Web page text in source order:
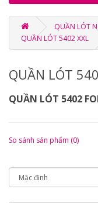
QUẦN LÓT
QUẦN LÓT 5402 XXL
QUẦN LÓT
QUẦN LÓT 5402
So sánh sản phẩm (0)